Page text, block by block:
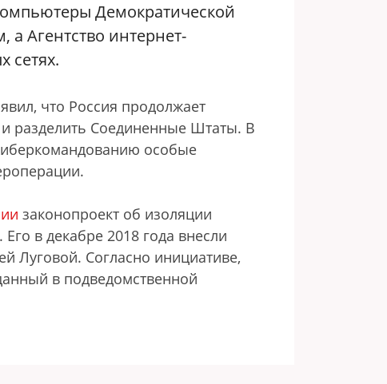
Демократической
Агентство интернет-
сетях.
что Россия продолжает
разделить Соединенные Штаты. В
особые
законопроект об изоляции
в декабре 2018 года внесли
Луговой. Согласно инициативе,
в подведомственной